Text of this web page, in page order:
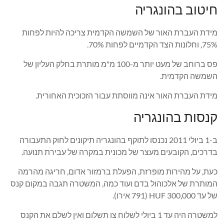
חיטוב בהונגריה
מידת העברת האור של השמשה הקדמית צריכה להיות לפחות
75%, וחלונות הצד הקדמיים לפחות 70%.
פס ברוחב של מעט יותר מ-100 מ"מ מותרת בחלק העליון של
השמשה הקדמית.
מידת העברת האור אינה מווסתת עבור הזכוכית האחורית.
קנסות בהונגריה
ב-1 ביולי 2011 נכנסו לתוקף בהונגריה תיקונים לחוק התעבורה
בדרכים, הקובעים מעצר של מכונית במקרה של עבירת תנועה.
כעת, על מהירות מופרזת, הפעלת ברמזור אדום, חריגה מהרמה
המותרת של אלכוהול בדם ועוד כמה, המשטרה תגבה במקום קנס
של עד 300,000 HUF (791 אירו).
למשטרה היה עד 1 ביולי לשלוח צו תשלום ואין לשלם את הקנס